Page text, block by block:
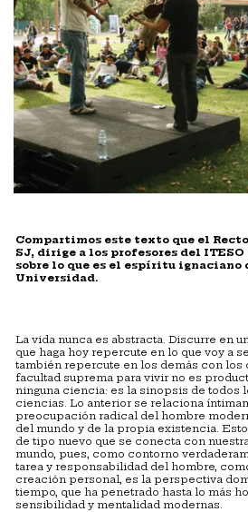
Compartimos este texto que el
SJ, dirige a los profesores del ITESO
sobre lo que es el espíritu ignaciano
Universidad.
La vida nunca es abstracta. Discurre en
que haga hoy repercute en lo que voy a
también repercute en los demás con los
facultad suprema para vivir no es
ninguna ciencia: es la sinopsis de todos
ciencias. Lo anterior se relaciona
preocupación radical del hombre
del mundo y de la propia existencia.
de tipo nuevo que se conecta con
mundo, pues, como contorno
tarea y responsabilidad del hombre,
creación personal, es la perspectiva
tiempo, que ha penetrado hasta lo más
sensibilidad y mentalidad modernas.